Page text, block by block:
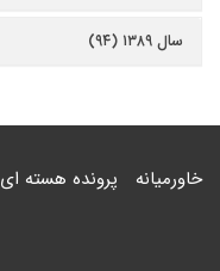
سال ۱۳۸۹ (۹۴)
خاورمیانه پرونده هسته ای